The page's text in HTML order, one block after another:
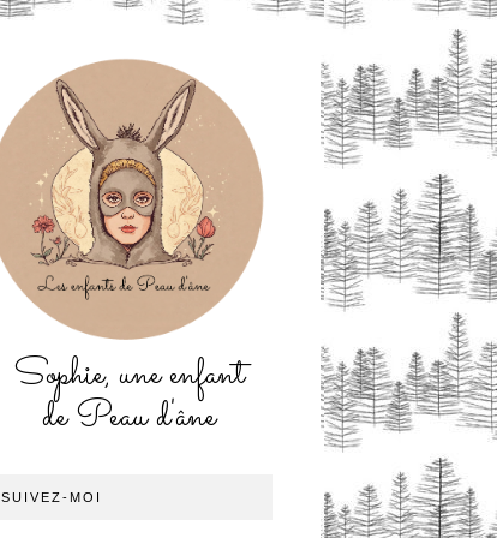
Sophie, une enfant
de Peau d'âne
SUIVEZ-MOI